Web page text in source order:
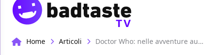
TV
Home Articoli Doctor Who: nelle avventure audio il Dottore interpretato da Christopher Eccleston incontra Bernice Summerfield